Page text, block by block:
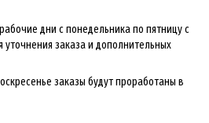
дни с понедельника по пятницу с
заказа и дополнительных
заказы будут проработаны в